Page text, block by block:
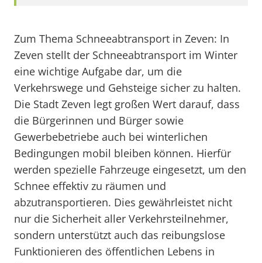
Zum Thema Schneeabtransport in Zeven: In
Zeven stellt der Schneeabtransport im Winter
eine wichtige Aufgabe dar, um die
Verkehrswege und Gehsteige sicher zu halten.
Die Stadt Zeven legt großen Wert darauf, dass
die Bürgerinnen und Bürger sowie
Gewerbebetriebe auch bei winterlichen
Bedingungen mobil bleiben können. Hierfür
werden spezielle Fahrzeuge eingesetzt, um den
Schnee effektiv zu räumen und
abzutransportieren. Dies gewährleistet nicht
nur die Sicherheit aller Verkehrsteilnehmer,
sondern unterstützt auch das reibungslose
Funktionieren des öffentlichen Lebens in